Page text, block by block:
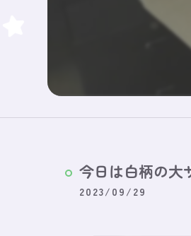
今日は白柄の大
2023/09/29